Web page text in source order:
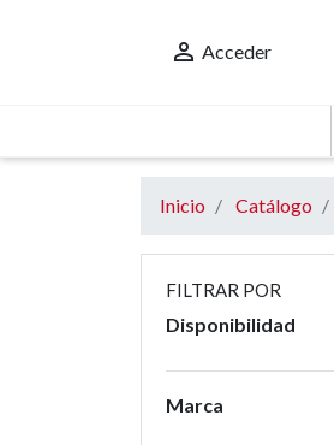
 Acceder
Inicio Catálogo
FILTRAR POR
Disponibilidad
Marca